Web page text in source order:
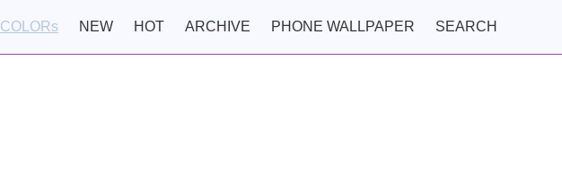
COLORs NEW HOT ARCHIVE PHONE WALLPAPER SEARCH